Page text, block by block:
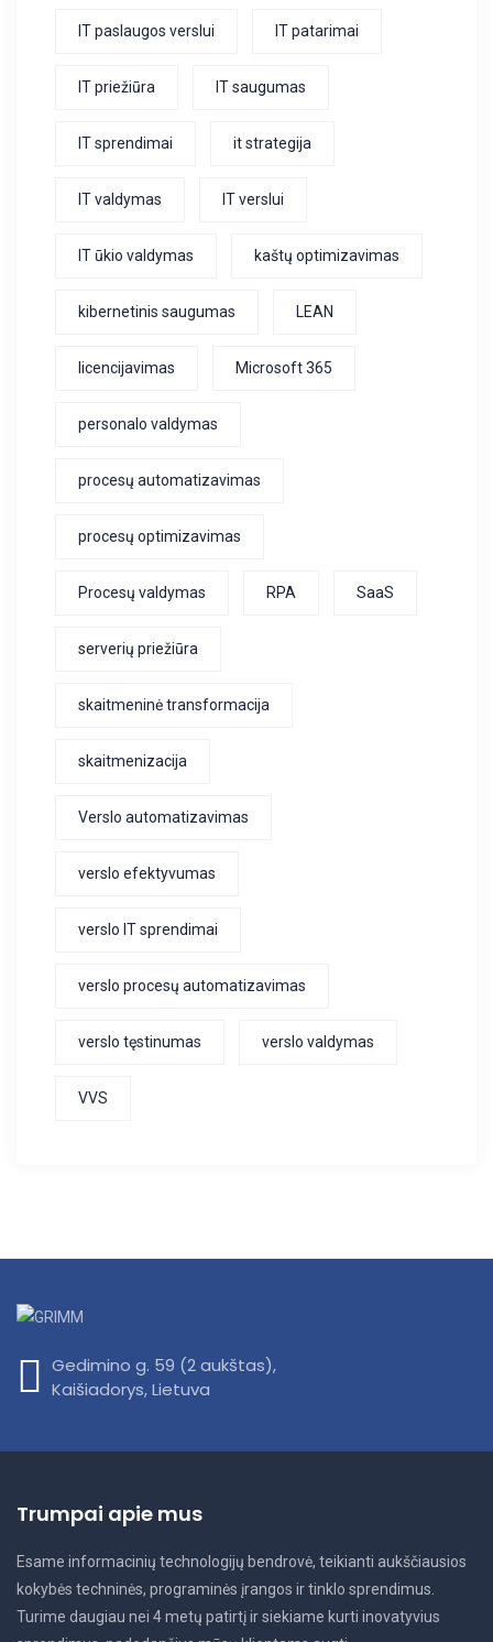
IT paslaugos verslui IT patarimai
IT priežiūra IT saugumas
IT sprendimai it strategija
IT valdymas IT verslui
IT ūkio valdymas kaštų optimizavimas
kibernetinis saugumas LEAN
licencijavimas Microsoft 365
personalo valdymas
procesų automatizavimas
procesų optimizavimas
Procesų valdymas RPA SaaS
serverių priežiūra
skaitmeninė transformacija
skaitmenizacija
Verslo automatizavimas
verslo efektyvumas
verslo IT sprendimai
verslo procesų automatizavimas
verslo tęstinumas verslo valdymas
VVS
Gedimino g. 59 (2 aukštas),
Kaišiadorys, Lietuva
Trumpai apie mus
Esame informacinių technologijų bendrovė, teikianti aukščiausios
kokybės techninės, programinės įrangos ir tinklo sprendimus.
Turime daugiau nei 4 metų patirtį ir siekiame kurti inovatyvius